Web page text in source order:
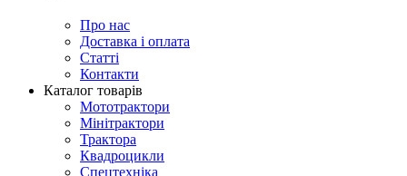
Про нас
Доставка і оплата
Статті
Контакти
Каталог товарів
Мототрактори
Мінітрактори
Трактора
Квадроцикли
Спецтехніка